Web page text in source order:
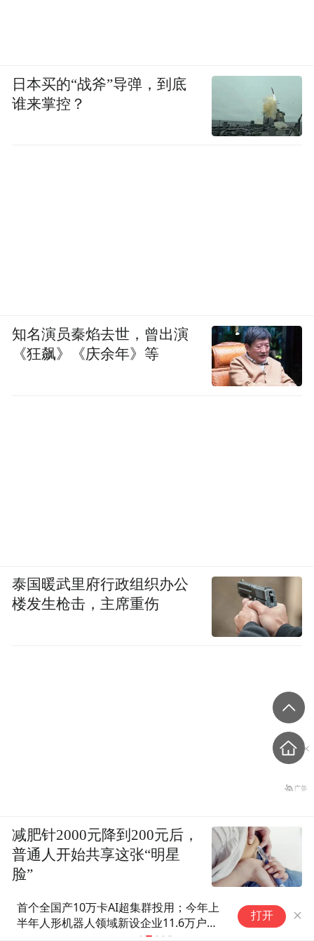
上
｜
湖北科峰、龙辰科技摘得企业组
一等奖——首届黄冈市中小企业
创新创业大赛圆满落幕
打开
日本买的“战斧”导弹，到底
谁来掌控？
知名演员秦焰去世，曾出演
《狂飙》《庆余年》等
泰国暖武里府行政组织办公
楼发生枪击，主席重伤
减肥针2000元降到200元后，
普通人开始共享这张“明星
脸”